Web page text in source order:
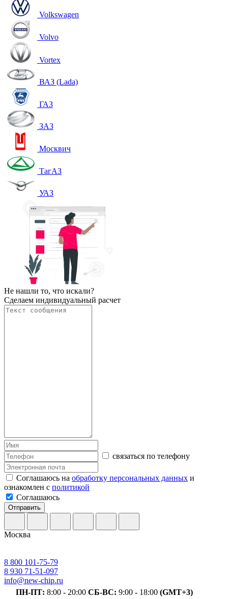
Volkswagen
Volvo
Vortex
ВАЗ (Lada)
ГАЗ
ЗАЗ
Москвич
ТагАЗ
УАЗ
Не нашли то, что искали?
Сделаем индивидуальный расчет
связаться по телефону
Соглашаюсь на обработку персональных данных и
ознакомлен с политикой
Соглашаюсь
Отправить
Москва
8 800 101-75-79
8 930 71-51-097
info@new-chip.ru
ПН-ПТ: 8:00 - 20:00 СБ-ВС: 9:00 - 18:00 (GMT+3)